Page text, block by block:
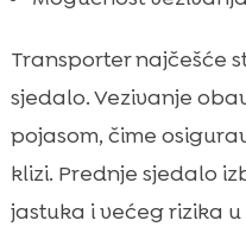
Transporter najčešće
sjedalo. Vezivanje
pojasom, čime
klizi. Prednje sjedalo
jastuka i većeg rizika